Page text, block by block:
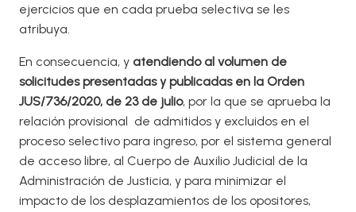
ejercicios que en cada prueba selectiva se les
atribuya.
En consecuencia, y atendiendo al volumen de
solicitudes presentadas y publicadas en la Orden
JUS/736/2020, de 23 de julio, por la que se aprueba la
relación provisional de admitidos y excluidos en el
proceso selectivo para ingreso, por el sistema general
de acceso libre, al Cuerpo de Auxilio Judicial de la
Administración de Justicia, y para minimizar el
impacto de los desplazamientos de los opositores,